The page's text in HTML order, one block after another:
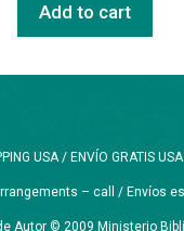
Add to cart
USA / ENVÍO GRATIS
– call / Envíos
Autor © 2009 Ministerio